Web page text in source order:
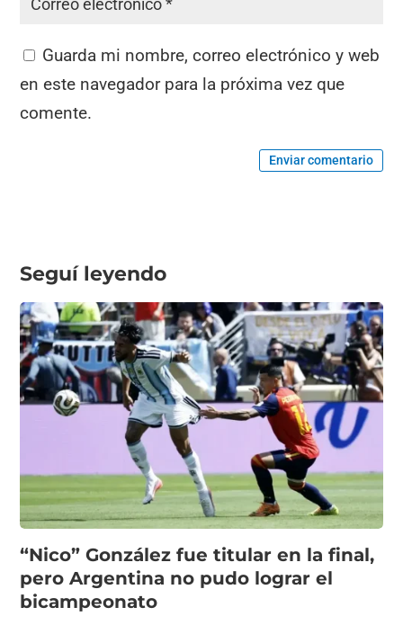
Guarda mi nombre, correo electrónico y web
en este navegador para la próxima vez que
comente.
Enviar comentario
Seguí leyendo
“Nico” González fue titular en la final,
pero Argentina no pudo lograr el
bicampeonato